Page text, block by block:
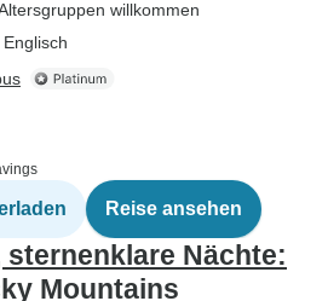
willkommen
Reise ansehen
sternenklare Nächte:
Mountains